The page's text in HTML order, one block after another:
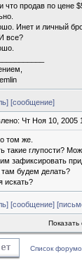
что продав по цене
Инет и личный
все?
[сообщение]
Чт Ноя 10, 2005
том же.
такие глупости?
зафиксировать
там будем делать?
искать?
[сообщение]
Список